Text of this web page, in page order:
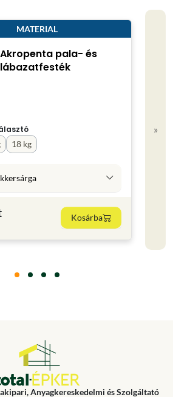
MATERIAL
Akropenta pala- és
lábazatfesték
18 kg
Kosárba
»
Anyagkereskedelmi és Szolgáltató